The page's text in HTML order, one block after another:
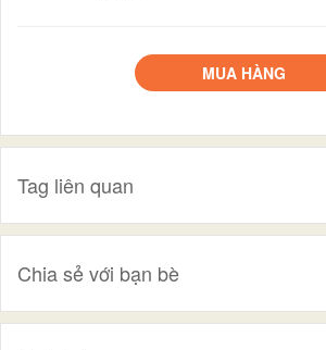
MUA HÀNG
Tag liên quan
Chia sẻ với bạn bè